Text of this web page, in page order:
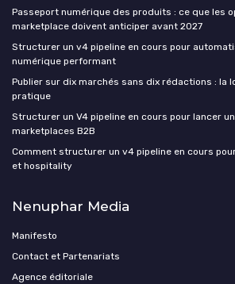
Passeport numérique des produits : ce que les
marketplace doivent anticiper avant 2027
Structurer un v4 pipeline en cours pour
numérique performant
Publier sur dix marchés sans dix rédactions : la
pratique
Structurer un V4 pipeline en cours pour lancer
marketplaces B2B
Comment structurer un v4 pipeline en cours
et hospitality
Nenuphar Media
Manifesto
Contact et Partenariats
Agence éditoriale